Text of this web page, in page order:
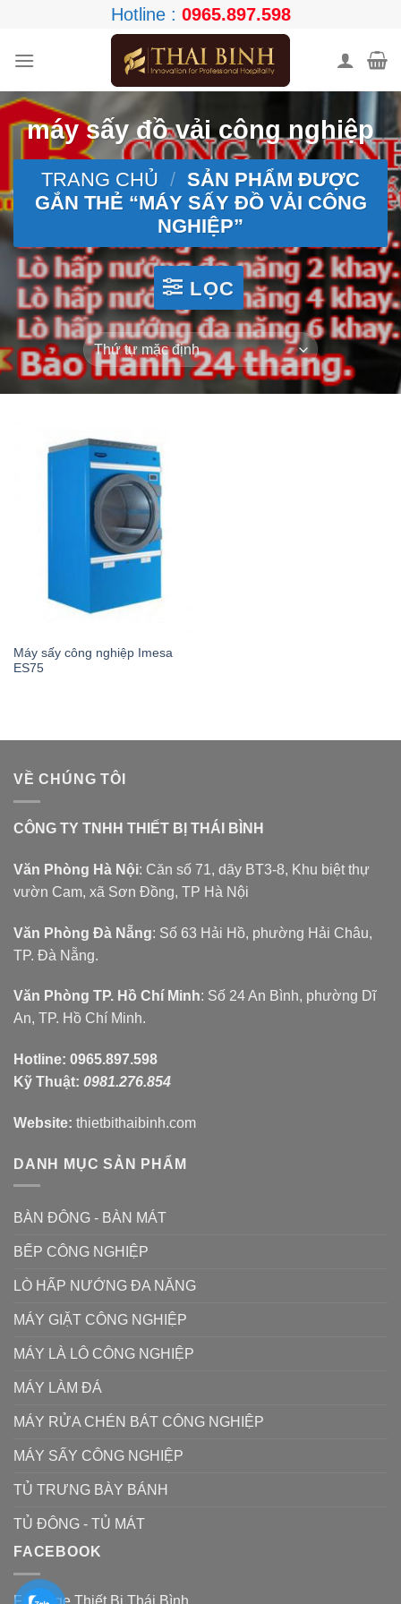
content
Hotline : 0965.897.598
máy sấy đồ vải công nghiệp
TRANG CHỦ / SẢN PHẨM ĐƯỢC
GẮN THẺ “MÁY SẤY ĐỒ VẢI CÔNG
NGHIỆP”
LỌC
Máy sấy công nghiệp Imesa
ES75
VỀ CHÚNG TÔI
CÔNG TY TNHH THIẾT BỊ THÁI BÌNH
Văn Phòng Hà Nội: Căn số 71, dãy BT3-8, Khu biệt thự
vườn Cam, xã Sơn Đồng, TP Hà Nội
Văn Phòng Đà Nẵng: Số 63 Hải Hồ, phường Hải Châu,
TP. Đà Nẵng.
Văn Phòng TP. Hồ Chí Minh: Số 24 An Bình, phường Dĩ
An, TP. Hồ Chí Minh.
Hotline: 0965.897.598
Kỹ Thuật: 0981.276.854
Website: thietbithaibinh.com
DANH MỤC SẢN PHẨM
BÀN ĐÔNG - BÀN MÁT
BẾP CÔNG NGHIỆP
LÒ HẤP NƯỚNG ĐA NĂNG
MÁY GIẶT CÔNG NGHIỆP
MÁY LÀ LÔ CÔNG NGHIỆP
MÁY LÀM ĐÁ
MÁY RỬA CHÉN BÁT CÔNG NGHIỆP
MÁY SẤY CÔNG NGHIỆP
TỦ TRƯNG BÀY BÁNH
TỦ ĐÔNG - TỦ MÁT
FACEBOOK
Fanpage Thiết Bị Thái Bình